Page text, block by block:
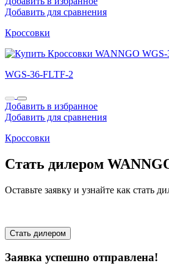
Добавить для сравнения
Кроссовки
WGS-36-FLTF-2
Добавить в избранное
Добавить для сравнения
Кроссовки
Стать дилером
Оставьте заявку и узнайте как стать
Стать дилером
Заявка успешно отправлена!